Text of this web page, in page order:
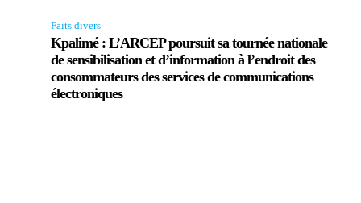
Faits divers
Kpalimé : L’ARCEP poursuit sa tournée nationale
de sensibilisation et d’information à l’endroit des
consommateurs des services de communications
électroniques